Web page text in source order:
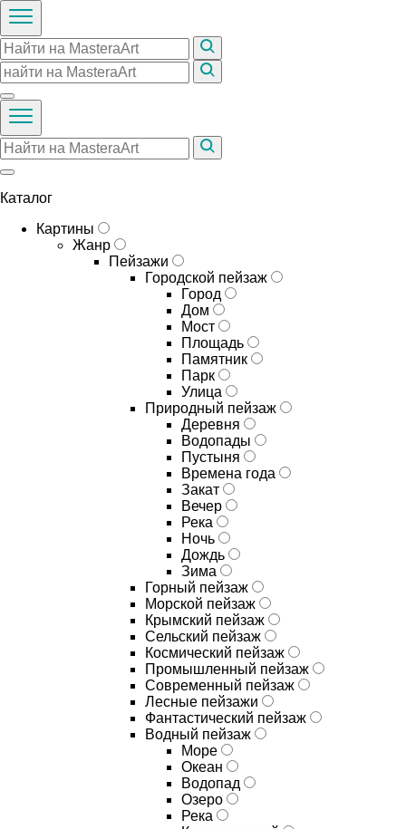
Каталог
Картины
Жанр
Пейзажи
Городской пейзаж
Город
Дом
Мост
Площадь
Памятник
Парк
Улица
Природный пейзаж
Деревня
Водопады
Пустыня
Времена года
Закат
Вечер
Река
Ночь
Дождь
Зима
Горный пейзаж
Морской пейзаж
Крымский пейзаж
Сельский пейзаж
Космический пейзаж
Промышленный пейзаж
Современный пейзаж
Лесные пейзажи
Фантастический пейзаж
Водный пейзаж
Море
Океан
Водопад
Озеро
Река